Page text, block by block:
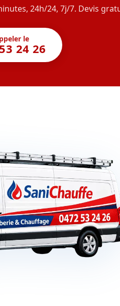
24h/24, 7j/7. Devis
le
24 26